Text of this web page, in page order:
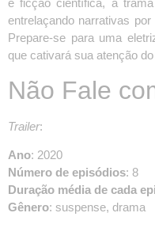
entrelaçando narrativas
Prepare-se para uma
que cativará sua atenção
Não Fale
Trailer:
Ano: 2020
Número de episódios: 8
Duração média de cada
Gênero: suspense, drama